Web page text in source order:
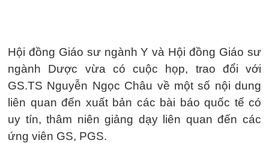
Hội đồng Giáo sư ngành Y và Hội đồng Giáo sư
ngành Dược vừa có cuộc họp, trao đổi với
GS.TS Nguyễn Ngọc Châu về một số nội dung
liên quan đến xuất bản các bài báo quốc tế có
uy tín, thâm niên giảng dạy liên quan đến các
ứng viên GS, PGS.